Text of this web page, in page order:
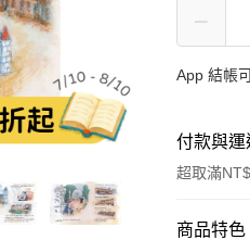
App 結帳
付款與
超取滿
付款方式
商品特色